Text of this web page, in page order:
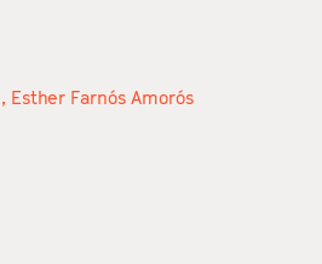
Esther Farnós Amorós